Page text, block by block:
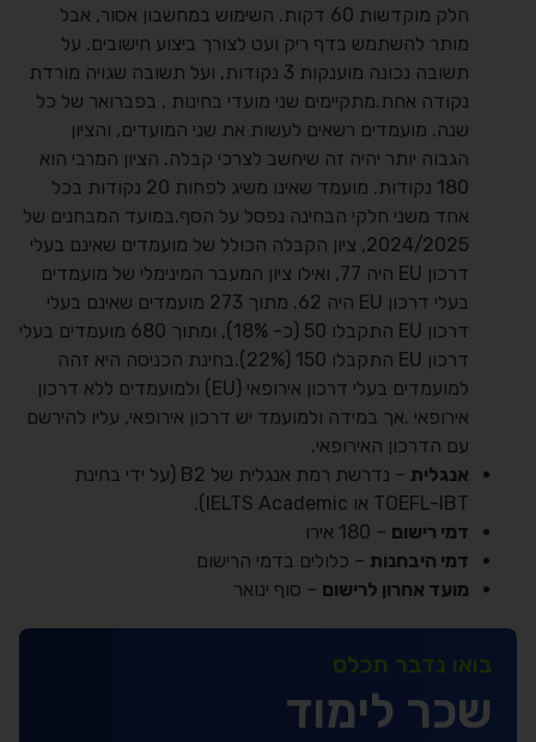
חלק מוקדשות 60 דקות. השימוש במחשבון אסור, אבל
מותר להשתמש בדף ריק ועט לצורך ביצוע חישובים. על
תשובה נכונה מוענקות 3 נקודות, ועל תשובה שגויה מורדת
נקודה אחת.מתקיימים שני מועדי בחינות , בפברואר של כל
שנה. מועמדים רשאים לעשות את שני המועדים, והציון
הגבוה יותר יהיה זה שיחשב לצרכי קבלה. הציון המרבי הוא
180 נקודות. מועמד שאינו משיג לפחות 20 נקודות בכל
אחד משני חלקי הבחינה נפסל על הסף.במועד המבחנים של
2024/2025, ציון הקבלה הכולל של מועמדים שאינם בעלי
דרכון EU היה 77, ואילו ציון המעבר המינימלי של מועמדים
בעלי דרכון EU היה 62. מתוך 273 מועמדים שאינם בעלי
דרכון EU התקבלו 50 (כ- 18%), ומתוך 680 מועמדים בעלי
דרכון EU התקבלו 150 (22%).בחינת הכניסה היא זהה
למועמדים בעלי דרכון אירופאי (EU) ולמועמדים ללא דרכון
אירופאי .אך במידה ולמועמד יש דרכון אירופאי, עליו להירשם
עם הדרכון האירופאי.
אנגלית
– נדרשת רמת אנגלית של B2 (על ידי בחינת
TOEFL-IBT או IELTS Academic).
דמי רישום – 180 אירו
דמי היבחנות – כלולים בדמי הרישום
מועד אחרון לרישום – סוף ינואר
בואו נדבר תכלס
שכר לימוד